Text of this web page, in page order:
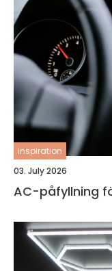
inspiration
03. July 2026
AC-påfyllning